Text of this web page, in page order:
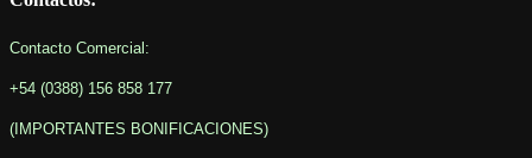
Contacto Comercial:
+54 (0388) 156 858 177
(IMPORTANTES BONIFICACIONES)